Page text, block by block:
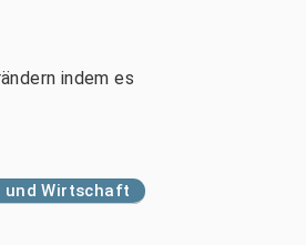
indem es
und Wirtschaft